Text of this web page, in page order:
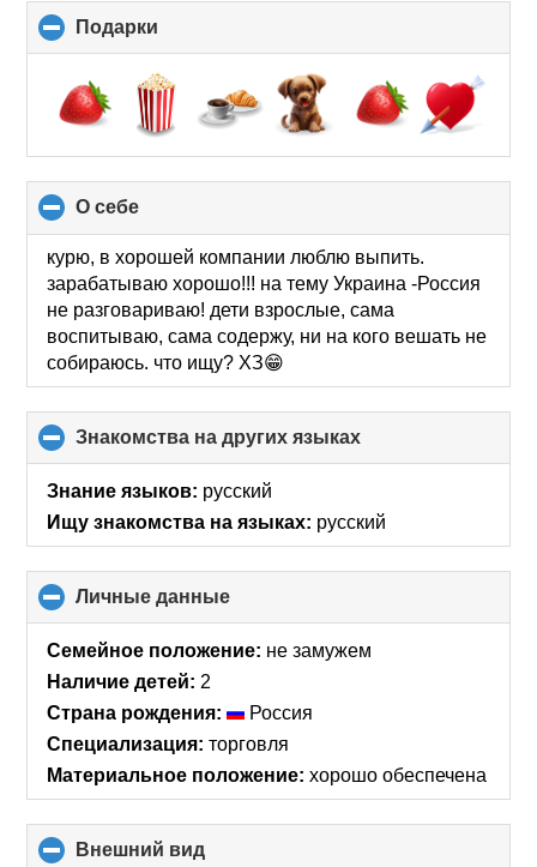
Подарки
to
collapse
contents
О себе
to
collapse
contents
курю, в хорошей компании люблю выпить.
зарабатываю хорошо!!! на тему Украина -Россия
не разговариваю! дети взрослые, сама
воспитываю, сама содержу, ни на кого вешать не
собираюсь. что ищу? ХЗ😁
Знакомства на других языках
to
contents
Знание языков: русский
Ищу знакомства на языках: русский
Личные данные
to
collapse
Семейное положение: не замужем
Наличие детей: 2
Страна рождения:
Россия
Специализация: торговля
Материальное положение: хорошо обеспечена
Внешний вид